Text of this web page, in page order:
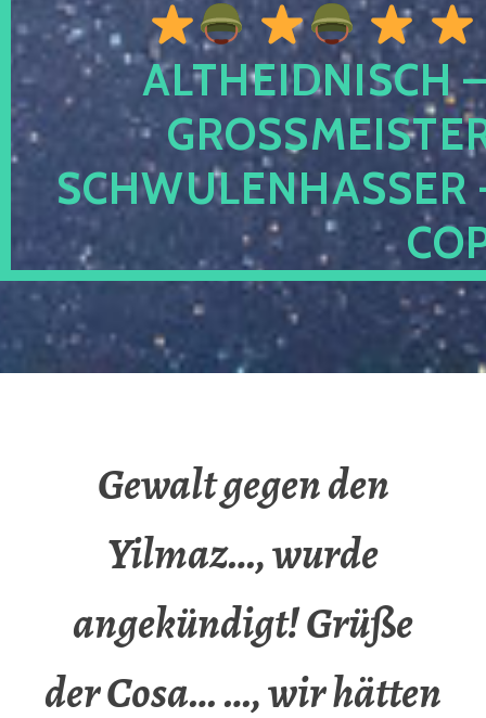
ALTHEIDNISCH
CHWULENHASSER
Gewalt gegen den
Yilmaz…, wurde
angekündigt! Grüße
der Cosa… …, wir hätten